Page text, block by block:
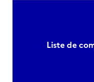
Liste de